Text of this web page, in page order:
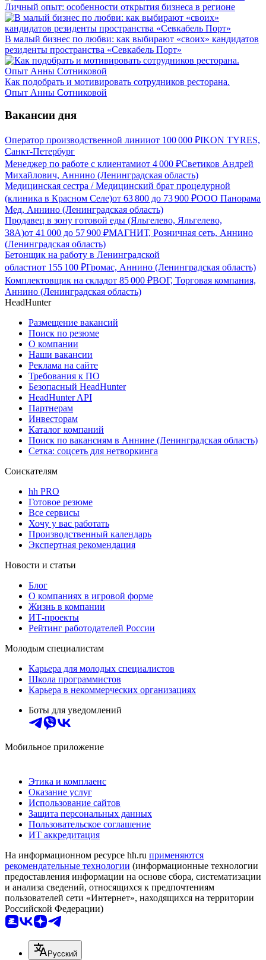
Личный опыт: особенности открытия бизнеса в регионе
В малый бизнес по любви: как выбирают «своих» кандидатов
резиденты пространства «Севкабель Порт»
Как подобрать и мотивировать сотрудников ресторана.
Опыт Анны Сотниковой
Вакансии дня
Оператор производственной линииот 100 000 ₽IKON TYRES,
Санкт-Петербург
Менеджер по работе с клиентамиот 4 000 ₽Светиков Андрей
Михайлович, Аннино (Ленинградская область)
Медицинская сестра / Медицинский брат процедурной
(клиника в Красном Селе)от 63 800 до 73 900 ₽ООО Панорама
Мед, Аннино (Ленинградская область)
Продавец в зону готовой еды (Яльгелево, Яльгелево,
38А)от 41 000 до 57 900 ₽МАГНИТ, Розничная сеть, Аннино
(Ленинградская область)
Бетонщик на работу в Ленинградской
областиот 155 100 ₽Громас, Аннино (Ленинградская область)
Комплектовщик на складот 85 000 ₽ВОГ, Торговая компания,
Аннино (Ленинградская область)
HeadHunter
Размещение вакансий
Поиск по резюме
О компании
Наши вакансии
Реклама на сайте
Требования к ПО
Безопасный HeadHunter
HeadHunter API
Партнерам
Инвесторам
Каталог компаний
Поиск по вакансиям в Аннине (Ленинградская область)
Сетка: соцсеть для нетворкинга
Соискателям
hh PRO
Готовое резюме
Все сервисы
Хочу у вас работать
Производственный календарь
Экспертная рекомендация
Новости и статьи
Блог
О компаниях в игровой форме
Жизнь в компании
ИТ-проекты
Рейтинг работодателей России
Молодым специалистам
Карьера для молодых специалистов
Школа программистов
Карьера в некоммерческих организациях
Боты для уведомлений
Мобильное приложение
Этика и комплаенс
Оказание услуг
Использование сайтов
Защита персональных данных
Пользовательское соглашение
ИТ аккредитация
На информационном ресурсе hh.ru применяются
рекомендательные технологии (информационные технологии
предоставления информации на основе сбора, систематизации
и анализа сведений, относящихся к предпочтениям
пользователей сети «Интернет», находящихся на территории
Российской Федерации)
Русский